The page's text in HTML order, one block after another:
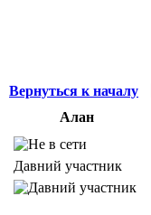
Вернуться к началу
Алан
Давний участник